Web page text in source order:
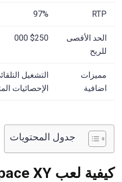
RTP
97%
الحد الأقصى
للربح
$250 000
مميزات
اضافية
التشغيل
الإحصائيات
جدول المحتويات
كيفية لعب Space XY